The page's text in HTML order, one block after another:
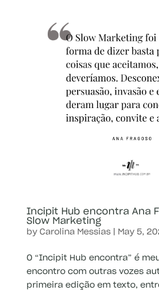
Incipit Hub encontra Ana
Slow Marketing
by Carolina Messias| May 5,
O “Incipit Hub encontra” é
encontro com outras vozes
primeira edição em texto,